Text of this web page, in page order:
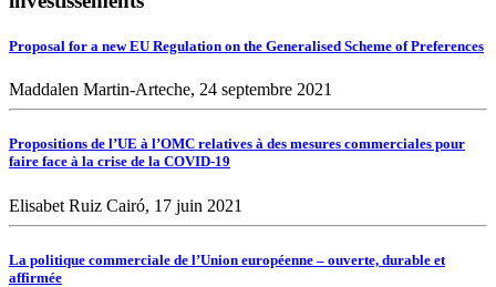
Proposal for a new EU Regulation on the Generalised Scheme of Preferences
Maddalen Martin-Arteche, 24 septembre 2021
Propositions de l’UE à l’OMC relatives à des mesures commerciales pour
faire face à la crise de la COVID-19
Elisabet Ruiz Cairó, 17 juin 2021
La politique commerciale de l’Union européenne – ouverte, durable et
affirmée